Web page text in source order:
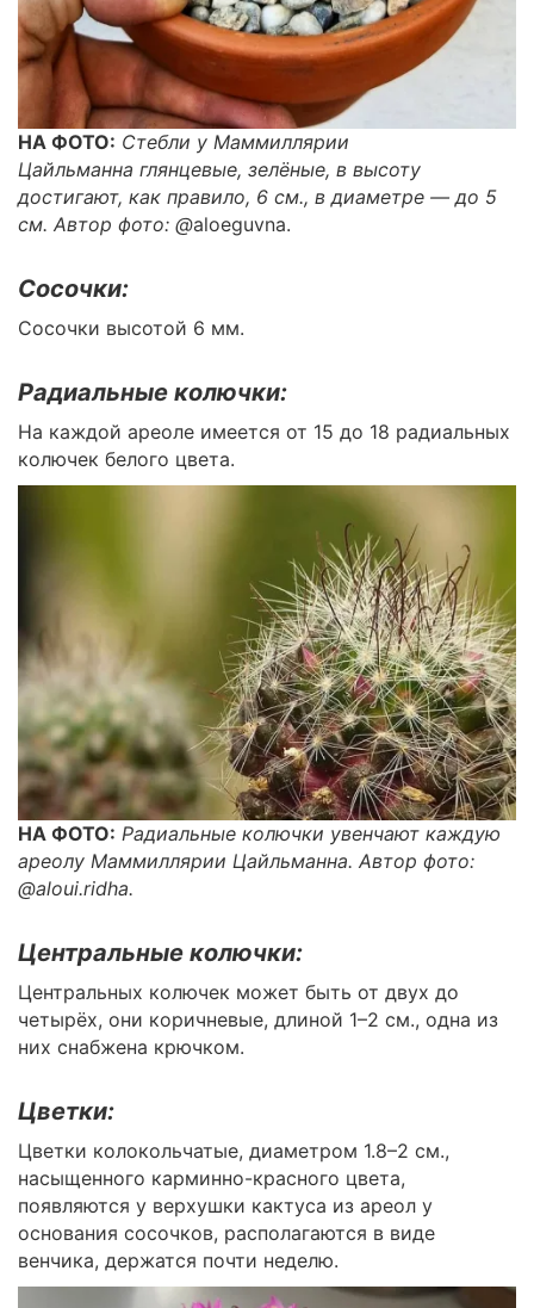
НА ФОТО: Стебли у Маммиллярии
Цайльманна глянцевые, зелёные, в высоту
достигают, как правило, 6 см., в диаметре — до 5
см. Автор фото: @aloeguvna.
Сосочки:
Сосочки высотой 6 мм.
Радиальные колючки:
На каждой ареоле имеется от 15 до 18 радиальных
колючек белого цвета.
НА ФОТО: Радиальные колючки увенчают каждую
ареолу Маммиллярии Цайльманна. Автор фото:
@aloui.ridha.
Центральные колючки:
Центральных колючек может быть от двух до
четырёх, они коричневые, длиной 1–2 см., одна из
них снабжена крючком.
Цветки:
Цветки колокольчатые, диаметром 1.8–2 см.,
насыщенного карминно-красного цвета,
появляются у верхушки кактуса из ареол у
основания сосочков, располагаются в виде
венчика, держатся почти неделю.